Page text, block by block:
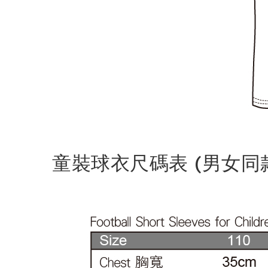
童裝球衣尺碼表 (男女同